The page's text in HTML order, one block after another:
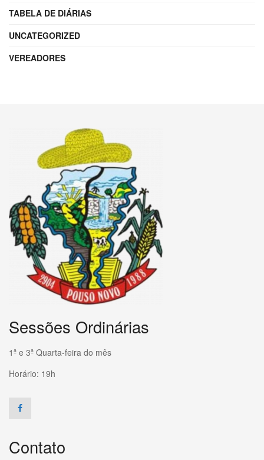
TABELA DE DIÁRIAS
UNCATEGORIZED
VEREADORES
Sessões Ordinárias
1ª e 3ª Quarta-feira do mês
Horário: 19h
Contato